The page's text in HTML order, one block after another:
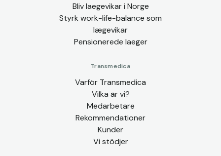
Bliv laegevikar i Norge
Styrk work-life-balance som
lægevikar
Pensionerede laeger
Transmedica
Varför Transmedica
Vilka är vi?
Medarbetare
Rekommendationer
Kunder
Vi stödjer